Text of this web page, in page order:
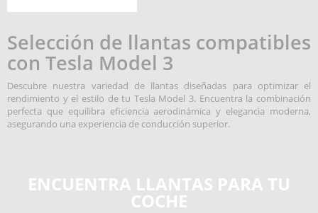
Selección de llantas compatibles
con Tesla Model 3
Descubre nuestra variedad de llantas diseñadas para optimizar el
rendimiento y el estilo de tu Tesla Model 3. Encuentra la combinación
perfecta que equilibra eficiencia aerodinámica y elegancia moderna,
asegurando una experiencia de conducción superior.
ENCUENTRA LLANTAS PARA TU
COCHE